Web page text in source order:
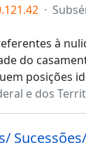
·
à
do
posições
e dos